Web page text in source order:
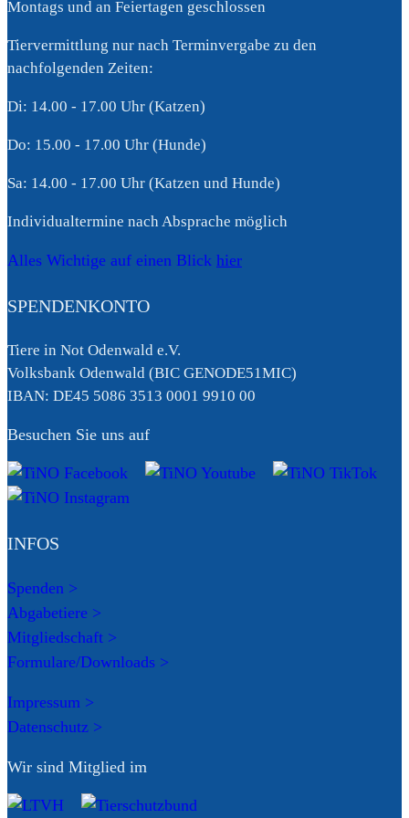
Montags und an Feiertagen geschlossen
Tiervermittlung nur nach Terminvergabe zu den
nachfolgenden Zeiten:
Di: 14.00 - 17.00 Uhr (Katzen)
Do: 15.00 - 17.00 Uhr (Hunde)
Sa: 14.00 - 17.00 Uhr (Katzen und Hunde)
Individualtermine nach Absprache möglich
Alles Wichtige auf einen Blick hier
SPENDENKONTO
Tiere in Not Odenwald e.V.
Volksbank Odenwald (BIC GENODE51MIC)
IBAN: DE45 5086 3513 0001 9910 00
Besuchen Sie uns auf
INFOS
Spenden >
Abgabetiere >
Mitgliedschaft >
Formulare/Downloads >
Impressum >
Datenschutz >
Wir sind Mitglied im